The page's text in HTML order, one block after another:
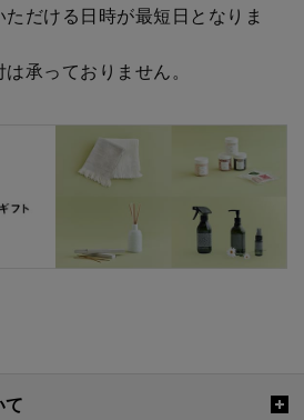
だける日時が最短日となりま
承っておりません。
て